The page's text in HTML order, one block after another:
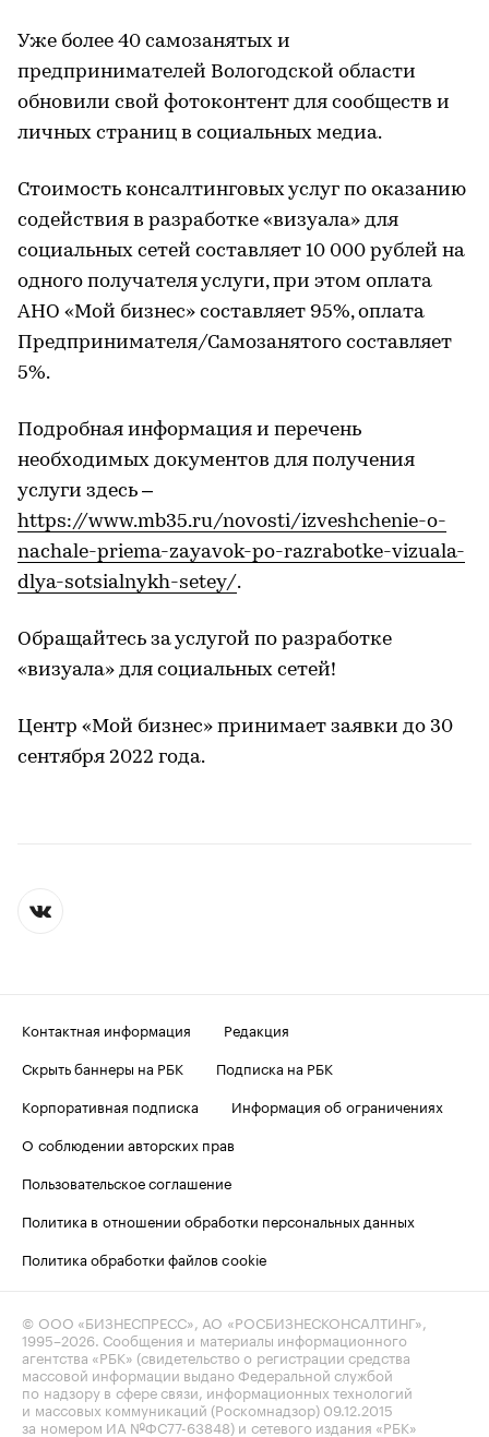
Уже более 40 самозанятых и
предпринимателей Вологодской области
обновили свой фотоконтент для сообществ и
личных страниц в социальных медиа.
Стоимость консалтинговых услуг по оказанию
содействия в разработке «визуала» для
социальных сетей составляет 10 000 рублей на
одного получателя услуги, при этом оплата
АНО «Мой бизнес» составляет 95%, оплата
Предпринимателя/Самозанятого составляет
5%.
Подробная информация и перечень
необходимых документов для получения
услуги здесь –
https://www.mb35.ru/novosti/izveshchenie-o-
nachale-priema-zayavok-po-razrabotke-vizuala-
dlya-sotsialnykh-setey/.
Обращайтесь за услугой по разработке
«визуала» для социальных сетей!
Центр «Мой бизнес» принимает заявки до 30
сентября 2022 года.
Контактная информация
Редакция
Скрыть баннеры на РБК
Подписка на РБК
Корпоративная подписка
Информация об ограничениях
О соблюдении авторских прав
Пользовательское соглашение
Политика в отношении обработки персональных данных
Политика обработки файлов cookie
© ООО «БИЗНЕСПРЕСС», АО «РОСБИЗНЕСКОНСАЛТИНГ»,
1995–2026. Сообщения и материалы информационного
агентства «РБК» (свидетельство о регистрации средства
массовой информации выдано Федеральной службой
по надзору в сфере связи, информационных технологий
и массовых коммуникаций (Роскомнадзор) 09.12.2015
за номером ИА №ФС77-63848) и сетевого издания «РБК»